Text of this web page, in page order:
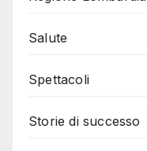
Salute
Spettacoli
Storie di successo